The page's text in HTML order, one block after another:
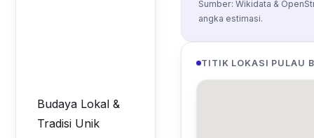
Budaya Lokal &
Tradisi Unik
Sumber: Wikidata &
angka estimasi.
TITIK LOKASI PULAU